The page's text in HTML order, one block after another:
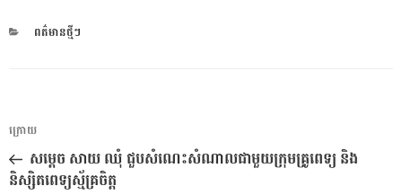
CATEGORIES
ពត៌មានថ្មីៗ
ការ​
នាំទិស​
ប្រកាស
អត្ថបទ
មុន
ក្រោយ
សម្ដេច សាយ ឈុំ ជួបសំណេះសំណាលជាមួយក្រុមគ្រូពេទ្យ និង
និស្សិតពេទ្យស្ម័គ្រចិត្ត